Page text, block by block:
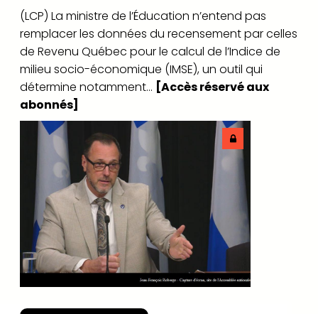
(LCP) La ministre de l’Éducation n’entend pas
remplacer les données du recensement par celles
de Revenu Québec pour le calcul de l’Indice de
milieu socio-économique (IMSE), un outil qui
détermine notamment... [Accès réservé aux
abonnés]